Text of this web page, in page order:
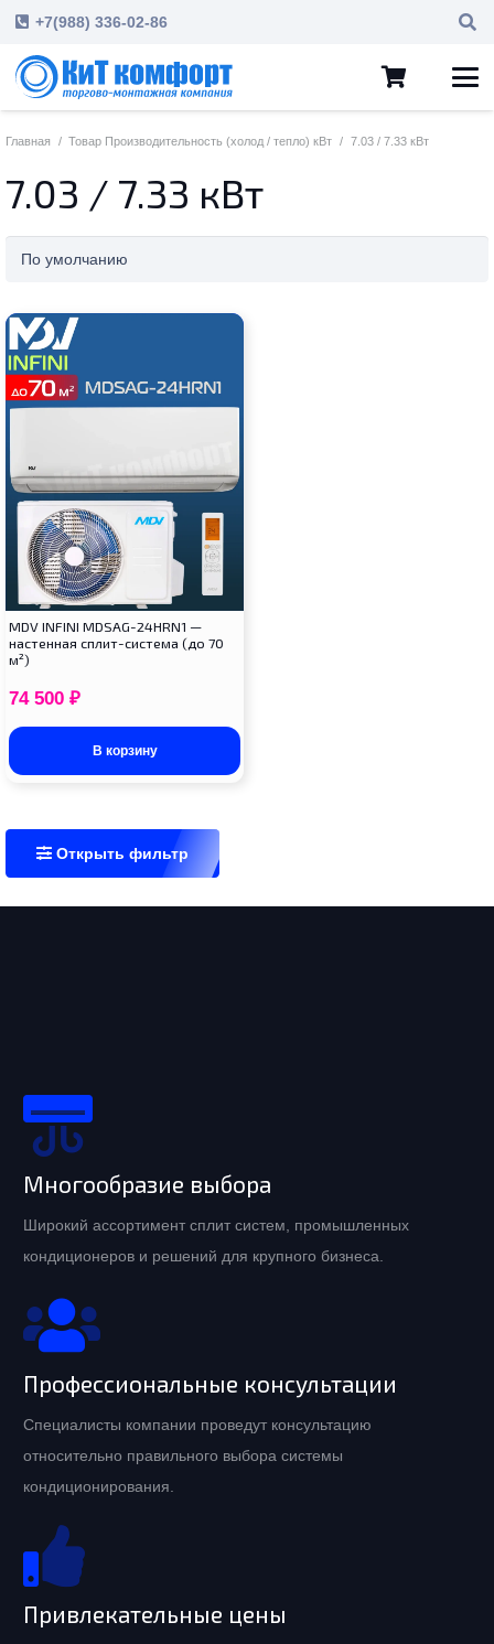
+7(988) 336-02-86
Главная / Товар Производительность (холод / тепло) кВт / 7.03 / 7.33 кВт
7.03 / 7.33 кВт
MDV INFINI MDSAG-24HRN1 —
настенная сплит-система (до 70
м²)
74 500 ₽
В корзину
Открыть фильтр
Многообразие выбора
Широкий ассортимент сплит систем, промышленных
кондиционеров и решений для крупного бизнеса.
Профессиональные консультации
Специалисты компании проведут консультацию
относительно правильного выбора системы
кондиционирования.
Привлекательные цены